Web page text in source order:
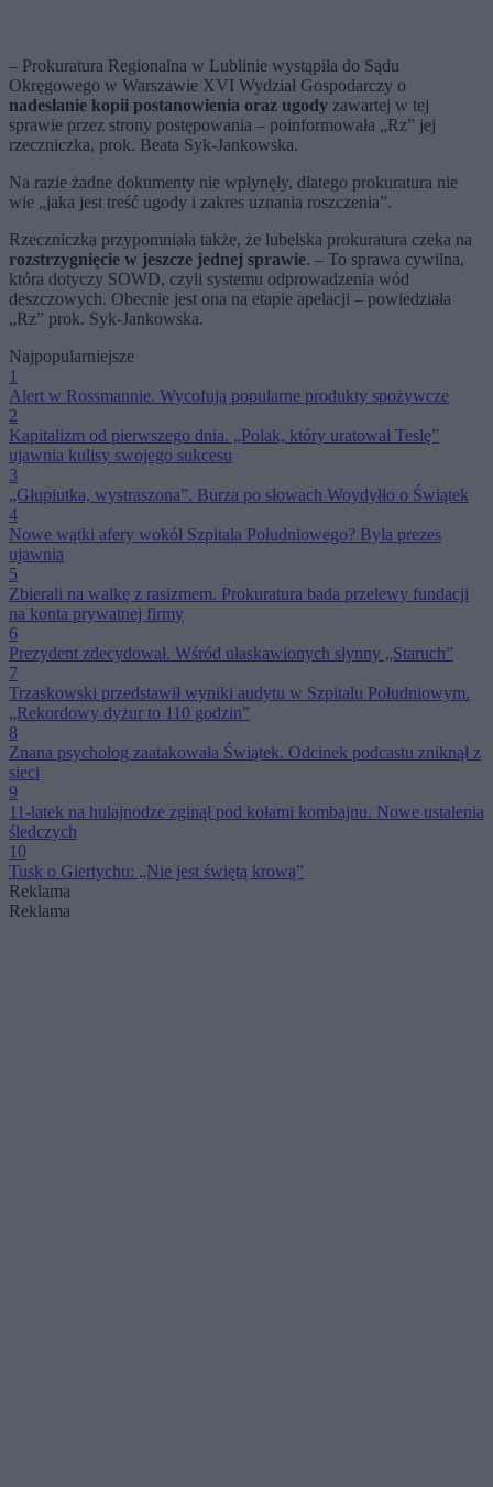
– Prokuratura Regionalna w Lublinie wystąpiła do Sądu
Okręgowego w Warszawie XVI Wydział Gospodarczy o
nadesłanie kopii postanowienia oraz ugody zawartej w tej
sprawie przez strony postępowania – poinformowała „Rz” jej
rzeczniczka, prok. Beata Syk-Jankowska.
Na razie żadne dokumenty nie wpłynęły, dlatego prokuratura nie
wie „jaka jest treść ugody i zakres uznania roszczenia”.
Rzeczniczka przypomniała także, że lubelska prokuratura czeka na
rozstrzygnięcie w jeszcze jednej sprawie. – To sprawa cywilna,
która dotyczy SOWD, czyli systemu odprowadzenia wód
deszczowych. Obecnie jest ona na etapie apelacji – powiedziała
„Rz” prok. Syk-Jankowska.
Najpopularniejsze
1
Alert w Rossmannie. Wycofują popularne produkty spożywcze
2
Kapitalizm od pierwszego dnia. „Polak, który uratował Teslę”
ujawnia kulisy swojego sukcesu
3
„Głupiutka, wystraszona”. Burza po słowach Woydyłło o Świątek
4
Nowe wątki afery wokół Szpitala Południowego? Była prezes
ujawnia
5
Zbierali na walkę z rasizmem. Prokuratura bada przelewy fundacji
na konta prywatnej firmy
6
Prezydent zdecydował. Wśród ułaskawionych słynny „Staruch”
7
Trzaskowski przedstawił wyniki audytu w Szpitalu Południowym.
„Rekordowy dyżur to 110 godzin”
8
Znana psycholog zaatakowała Świątek. Odcinek podcastu zniknął z
sieci
9
11-latek na hulajnodze zginął pod kołami kombajnu. Nowe ustalenia
śledczych
10
Tusk o Giertychu: „Nie jest świętą krową”
Reklama
Reklama